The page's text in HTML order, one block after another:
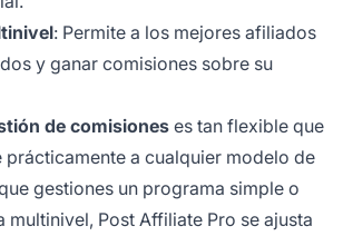
: Permite a los mejores afiliados
y ganar comisiones sobre su
de comisiones es tan flexible que
prácticamente a cualquier modelo de
gestiones un programa simple o
multinivel, Post Affiliate Pro se ajusta